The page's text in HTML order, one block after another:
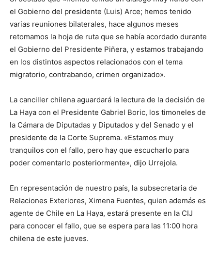
el Gobierno del presidente (Luis) Arce; hemos tenido
varias reuniones bilaterales, hace algunos meses
retomamos la hoja de ruta que se había acordado durante
el Gobierno del Presidente Piñera, y estamos trabajando
en los distintos aspectos relacionados con el tema
migratorio, contrabando, crimen organizado».
La canciller chilena aguardará la lectura de la decisión de
La Haya con el Presidente Gabriel Boric, los timoneles de
la Cámara de Diputadas y Diputados y del Senado y el
presidente de la Corte Suprema. «Estamos muy
tranquilos con el fallo, pero hay que escucharlo para
poder comentarlo posteriormente», dijo Urrejola.
En representación de nuestro país, la subsecretaria de
Relaciones Exteriores, Ximena Fuentes, quien además es
agente de Chile en La Haya, estará presente en la CIJ
para conocer el fallo, que se espera para las 11:00 hora
chilena de este jueves.